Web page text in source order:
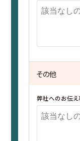
その他
弊社へのお伝え